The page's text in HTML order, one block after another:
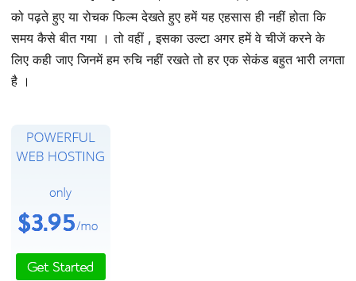
को पढ़ते हुए या रोचक फिल्म देखते हुए हमें यह एहसास ही नहीं होता कि
समय कैसे बीत गया । तो वहीं , इसका उल्टा अगर हमें वे चीजें करने के
लिए कही जाए जिनमें हम रुचि नहीं रखते तो हर एक सेकंड बहुत भारी लगता
है ।